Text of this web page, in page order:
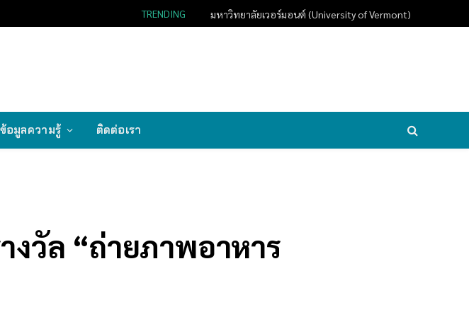
TRENDING มหาวิทยาลัยเวอร์มอนต์ (University of Vermont)
อมูลความรู้ ติดต่อเรา
งวัล “ถ่ายภาพอาหาร